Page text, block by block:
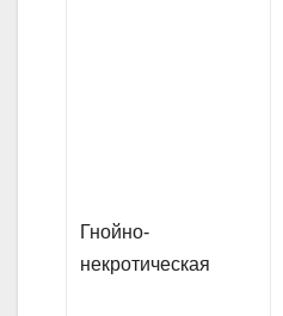
Гнойно-
некротическая